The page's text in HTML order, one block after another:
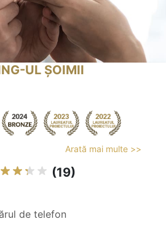
UL ȘOIMII
Arată mai multe >>
(19)
de telefon